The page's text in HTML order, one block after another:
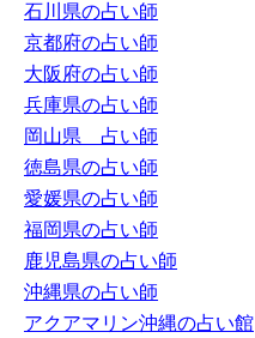
石川県の占い師
京都府の占い師
大阪府の占い師
兵庫県の占い師
岡山県 占い師
徳島県の占い師
愛媛県の占い師
福岡県の占い師
鹿児島県の占い師
沖縄県の占い師
アクアマリン沖縄の占い館